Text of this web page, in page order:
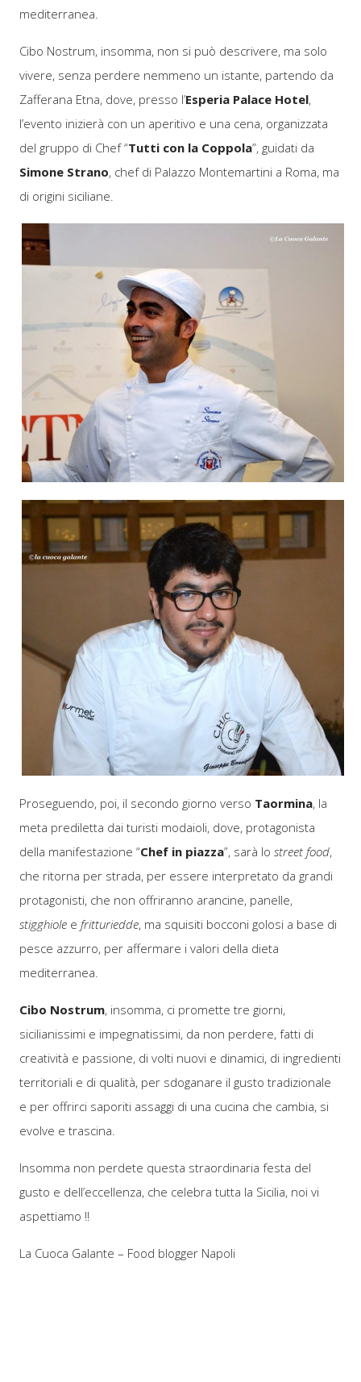
mediterranea.
Cibo Nostrum, insomma, non si può descrivere, ma solo
vivere, senza perdere nemmeno un istante, partendo da
Zafferana Etna, dove, presso l’Esperia Palace Hotel,
l’evento inizierà con un aperitivo e una cena, organizzata
del gruppo di Chef “Tutti con la Coppola”, guidati da
Simone Strano, chef di Palazzo Montemartini a Roma, ma
di origini siciliane.
Proseguendo, poi, il secondo giorno verso Taormina, la
meta prediletta dai turisti modaioli, dove, protagonista
della manifestazione “Chef in piazza”, sarà lostreet food,
che ritorna per strada, per essere interpretato da grandi
protagonisti, che non offriranno arancine, panelle,
stigghiole efritturiedde, ma squisiti bocconi golosi a base di
pesce azzurro, per affermare i valori della dieta
mediterranea.
Cibo Nostrum, insomma, ci promette tre giorni,
sicilianissimi e impegnatissimi, da non perdere, fatti di
creatività e passione, di volti nuovi e dinamici, di ingredienti
territoriali e di qualità, per sdoganare il gusto tradizionale
e per offrirci saporiti assaggi di una cucina che cambia, si
evolve e trascina.
Insomma non perdete questa straordinaria festa del
gusto e dell’eccellenza, che celebra tutta la Sicilia, noi vi
aspettiamo !!
La Cuoca Galante – Food blogger Napoli